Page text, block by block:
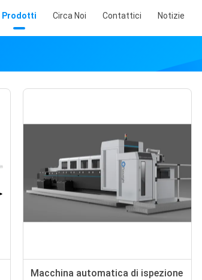
Prodotti Circa Noi Contattici Notizie
Macchina automatica di ispezione